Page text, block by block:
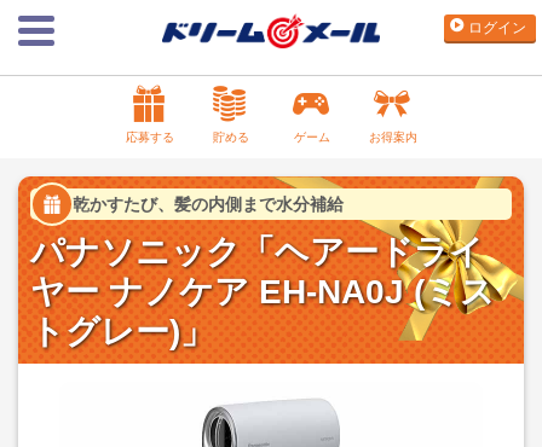
ログイン
応募する 貯める ゲーム お得案内
乾かすたび、髪の内側まで水分補給
パナソニック「ヘアードライ
ヤー ナノケア EH-NA0J (ミス
トグレー)」